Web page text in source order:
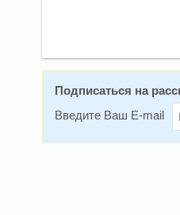
Подписаться на
Введите Ваш E-mail